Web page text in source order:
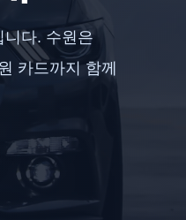
니다. 수원은
카드까지 함께